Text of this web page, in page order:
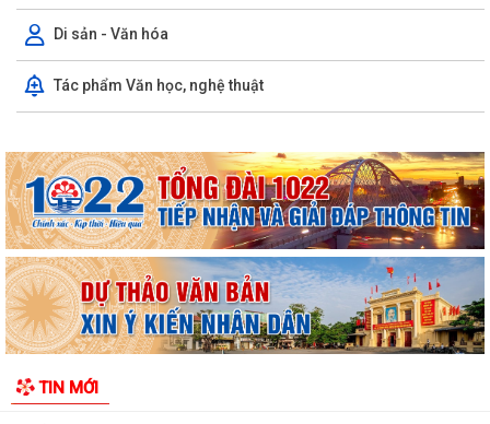
Di sản - Văn hóa
Tác phẩm Văn học, nghệ thuật
TIN MỚI
Xã Đường An với những kết quả đạt được trong tháng 7/2026
Chương trình dạy bơi và kỹ năng phòng, chống đuối nước cho thanh,
thiếu nhi hè năm 2026
Xã Đường An phối hợp với Công An thành phố Hải Phòng trao tặng
kinh phí xây dựng nhà ở cho gia...
Triển khai đăng ký, sử dụng tài khoản định danh điện tử phục vụ đấu
giá trực tuyến
Công khai Quyết định phê duyệt phương án tái cấu thủ tục hành chính
lĩnh vực trẻ em thuộc phạm vi...
đổi, bổ sung thuộc phạm vi chức...